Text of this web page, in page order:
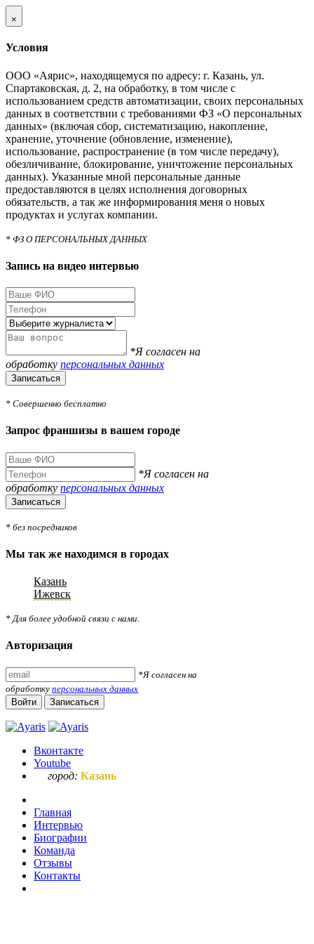
×
Условия
ООО «Аярис», находящемуся по адресу: г. Казань, ул.
Спартаковская, д. 2, на обработку, в том числе с
использованием средств автоматизации, своих персональных
данных в соответствии с требованиями ФЗ «О персональных
данных» (включая сбор, систематизацию, накопление,
хранение, уточнение (обновление, изменение),
использование, распространение (в том числе передачу),
обезличивание, блокирование, уничтожение персональных
данных). Указанные мной персональные данные
предоставляются в целях исполнения договорных
обязательств, а так же информирования меня о новых
продуктах и услугах компании.
* ФЗ О ПЕРСОНАЛЬНЫХ ДАННЫХ
Запись на видео интервью
*Я согласен на
обработку персональных данных
Записаться
* Совершенно бесплатно
Запрос франшизы в вашем городе
*Я согласен на
обработку персональных данных
Записаться
* без посредников
Мы так же находимся в городах
Казань
Ижевск
* Для более удобной связи с нами.
Авторизация
*Я согласен на
обработку персональных данных
Войти
Записаться
Вконтакте
Youtube
город: Казань
Главная
Интервью
Биографии
Команда
Отзывы
Контакты